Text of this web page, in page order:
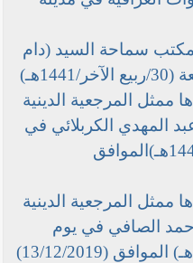
سماحة السيد (دام
ممثل المرجعية الدينية
المهدي الكربلائي في
يوم الجمعة(23/ربيع الآخر/1441هـ)الموافق
ممثل المرجعية الدينية
أحمد الصافي في يوم